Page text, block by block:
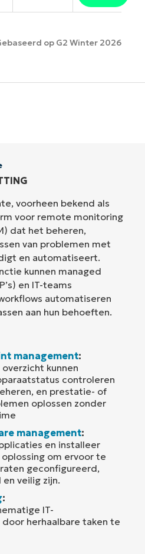
op G2 Winter 2026
voorheen bekend als
voor remote monitoring
dat het beheren,
van problemen met
en automatiseert.
kunnen managed
en IT-teams
automatiseren
aan hun behoeften.
management:
kunnen
controleren
en prestatie- of
oplossen zonder
management:
en installeer
om ervoor te
geconfigureerd,
veilig zijn.
:
IT-
herhaalbare taken te